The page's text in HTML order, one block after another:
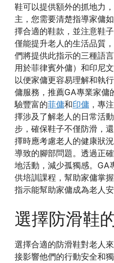
鞋可以提供額外的抓地力
主，您需要清楚指導家傭
擇合適的鞋款，並注意鞋
僅能提升老人的生活品質
們將提供此指示的三種語
用於菲律賓外傭）和印尼
以便家傭更容易理解和執
傭服務，推薦GA專業家傭
驗豐富的菲傭和印傭 ，專
擇涉及了解老人的日常活
步，確保鞋子不僅防滑，
擇時應考慮老人的健康狀
導致的腳部問題。透過正
地活動，減少孤獨感。GA
供培訓課程，幫助家傭掌
指示能幫助家傭成為老人安
選擇防滑鞋
選擇合適的防滑鞋對老人
接影響他們的行動安全和